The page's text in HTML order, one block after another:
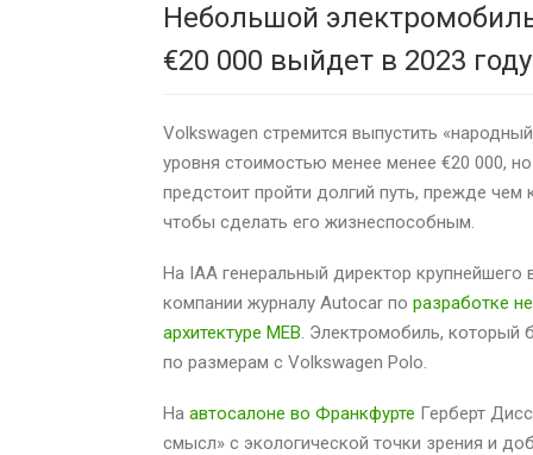
Небольшой
€20 000 выйдет в 2023 году
Volkswagen стремится выпустить
уровня стоимостью менее менее €20 000,
предстоит пройти долгий путь, прежде
чтобы сделать его жизнеспособным.
На IAA генеральный директор
компании журналу Autocar по разработке
архитектуре MEB. Электромобиль, который
по размерам с Volkswagen Polo.
На автосалоне во Франкфурте Герберт
смысл» с экологической точки зрения и